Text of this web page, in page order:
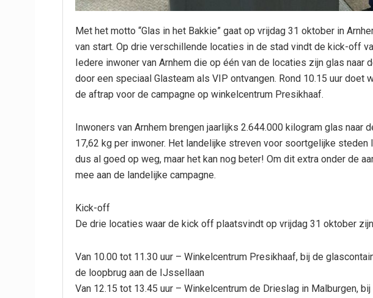
Met het motto “Glas in het Bakkie” gaat op vrijdag 31 oktober in
van start. Op drie verschillende locaties in de stad vindt de kick-off
Iedere inwoner van Arnhem die op één van de locaties zijn glas naar
door een speciaal Glasteam als VIP ontvangen. Rond 10.15 uur doet
de aftrap voor de campagne op winkelcentrum Presikhaaf.
Inwoners van Arnhem brengen jaarlijks 2.644.000 kilogram glas naar
17,62 kg per inwoner. Het landelijke streven voor soortgelijke steden
dus al goed op weg, maar het kan nog beter! Om dit extra onder de
mee aan de landelijke campagne.
Kick-off
De drie locaties waar de kick off plaatsvindt op vrijdag 31 oktober
Van 10.00 tot 11.30 uur – Winkelcentrum Presikhaaf, bij de
de loopbrug aan de IJssellaan
Van 12.15 tot 13.45 uur – Winkelcentrum de Drieslag in Malburgen,